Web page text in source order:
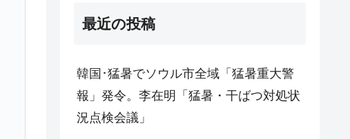
最近の投稿
韓国･猛暑でソウル市全域「猛暑重大警
報」発令。李在明「猛暑・干ばつ対処状
況点検会議」